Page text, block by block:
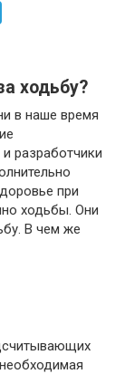
ходьбу?
в наше время
разработчики
при
ходьбы. Они
В чем же